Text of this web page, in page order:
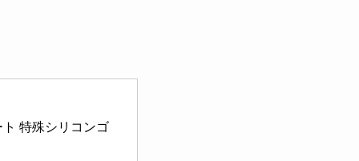
特殊シリコンゴ